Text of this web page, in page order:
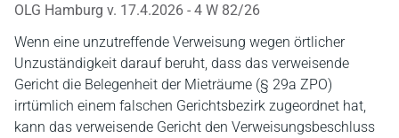
OLG Hamburg v. 17.4.2026 - 4 W 82/26
Wenn eine unzutreffende Verweisung wegen örtlicher
Unzuständigkeit darauf beruht, dass das verweisende
Gericht die Belegenheit der Mieträume (§ 29a ZPO)
irrtümlich einem falschen Gerichtsbezirk zugeordnet hat,
kann das verweisende Gericht den Verweisungsbeschluss